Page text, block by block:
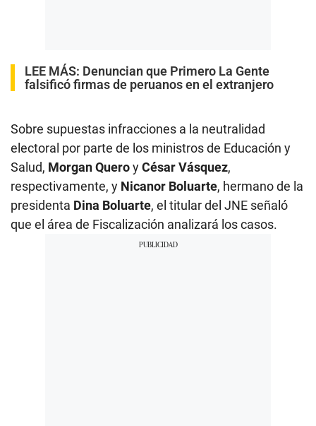
LEE MÁS: Denuncian que Primero La Gente
falsificó firmas de peruanos en el extranjero
Sobre supuestas infracciones a la neutralidad
electoral por parte de los ministros de Educación y
Salud, Morgan QueroyCésar Vásquez,
respectivamente, y Nicanor Boluarte, hermano de la
presidenta Dina Boluarte, el titular del JNE señaló
que el área de Fiscalización analizará los casos.